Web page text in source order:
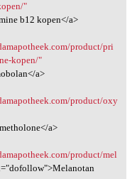
"
b12 kopen</a>
product/pri
kopen/"
a>
product/oxy
a>
product/mel